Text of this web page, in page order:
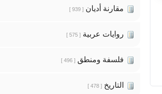
مقارنة أديان [ 939 ]
روايات عربية [ 575 ]
فلسفة ومنطق [ 496 ]
التاريخ [ 478 ]